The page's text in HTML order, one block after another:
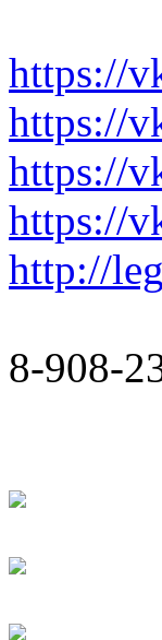
https://
https://
https://
https://
http://
8-908-